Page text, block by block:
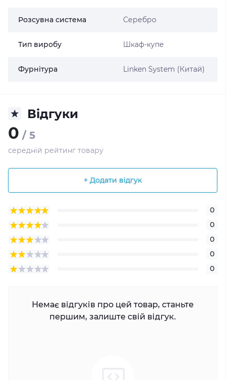
Розсувна система Серебро
Тип виробу Шкаф-купе
Фурнітура Linken System (Китай)
Відгуки
0 / 5
середній рейтинг товару
+ Додати відгук
0
0
0
0
0
Немає відгуків про цей товар, станьте
першим, залиште свій відгук.